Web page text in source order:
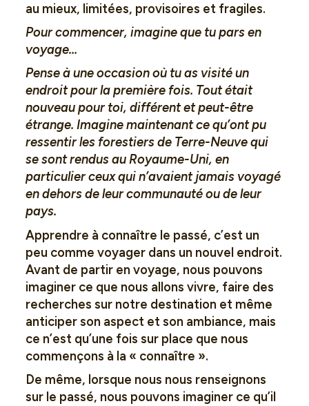
au mieux, limitées, provisoires et fragiles.
Pour commencer, imagine que tu pars en
voyage…
Pense à une occasion où tu as visité un
endroit pour la première fois. Tout était
nouveau pour toi, différent et peut-être
étrange. Imagine maintenant ce qu’ont pu
ressentir les forestiers de Terre-Neuve qui
se sont rendus au Royaume-Uni, en
particulier ceux qui n’avaient jamais voyagé
en dehors de leur communauté ou de leur
pays.
Apprendre à connaître le passé, c’est un
peu comme voyager dans un nouvel endroit.
Avant de partir en voyage, nous pouvons
imaginer ce que nous allons vivre, faire des
recherches sur notre destination et même
anticiper son aspect et son ambiance, mais
ce n’est qu’une fois sur place que nous
commençons à la « connaître ».
De même, lorsque nous nous renseignons
sur le passé, nous pouvons imaginer ce qu’il